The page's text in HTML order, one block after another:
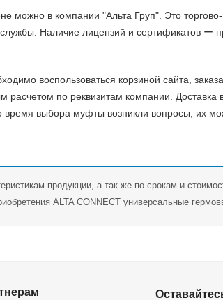
можно в компании "Альта Груп". Это
Наличие лицензий и сертификатов ー
воспользоваться корзиной сайта,
по реквизитам компании.
выбора муфты возникли вопросы, их
продукции, а так же по срокам и
ALTA CONNECT универсальные